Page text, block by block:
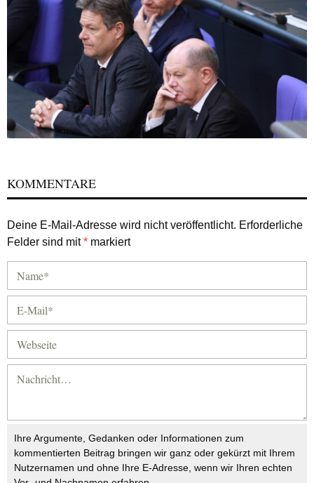
KOMMENTARE
Deine E-Mail-Adresse wird nicht veröffentlicht. Erforderliche
Felder sind mit* markiert
Ihre Argumente, Gedanken oder Informationen zum
kommentierten Beitrag bringen wir ganz oder gekürzt mit Ihrem
Nutzernamen und ohne Ihre E-Adresse, wenn wir Ihren echten